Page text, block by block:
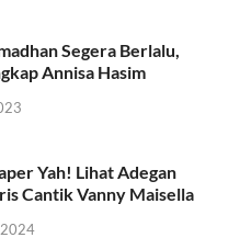
Segera Berlalu,
Annisa Hasim
Yah! Lihat Adegan
Cantik Vanny Maisella